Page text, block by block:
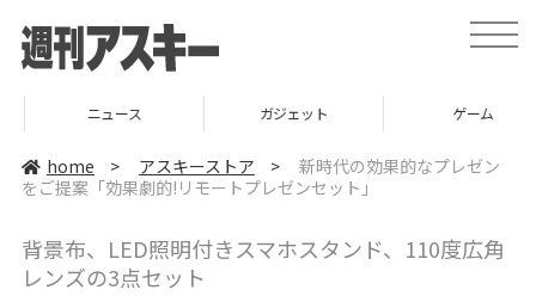
t
o
e
v
t
i
ニュース ガジェット ゲーム
home > アスキーストア >
新時代の効果的なプレゼン
をご提案「効果劇的!リモートプレゼンセット」
背景布、LED照明付きスマホスタンド、110度広角
レンズの3点セット